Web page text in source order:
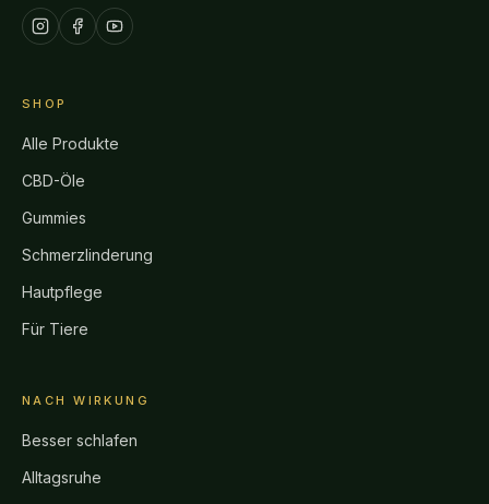
SHOP
Alle Produkte
CBD-Öle
Gummies
Schmerzlinderung
Hautpflege
Für Tiere
NACH WIRKUNG
Besser schlafen
Alltagsruhe